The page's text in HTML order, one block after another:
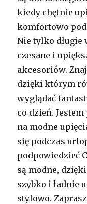
kiedy chętnie
komfortowo
Nie tylko długie
czesane i
akcesoriów.
dzięki którym
wyglądać
co dzień.
na modne
się podczas
podpowiedzieć
są modne,
szybko i ładnie
stylowo.